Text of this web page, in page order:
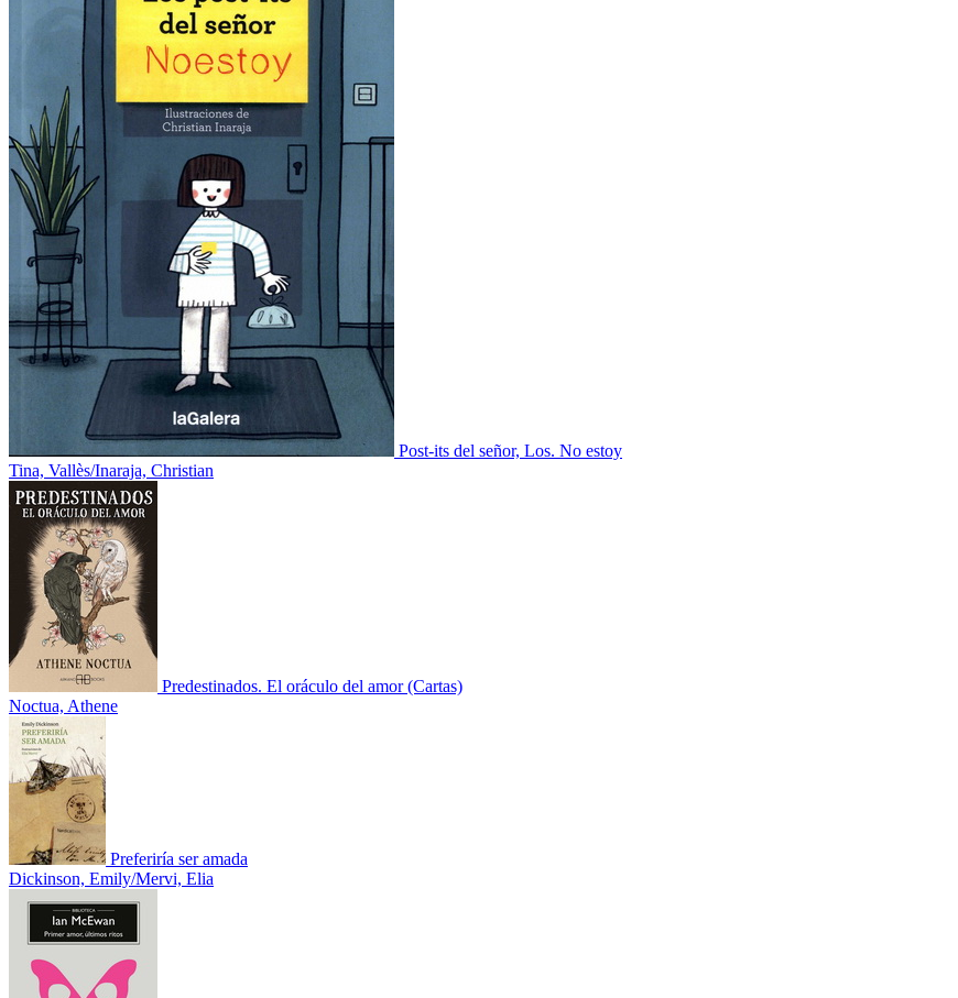
Post-its del señor, Los. No estoy
Tina, Vallès/Inaraja, Christian
Predestinados. El oráculo del amor (Cartas)
Noctua, Athene
Preferiría ser amada
Dickinson, Emily/Mervi, Elia